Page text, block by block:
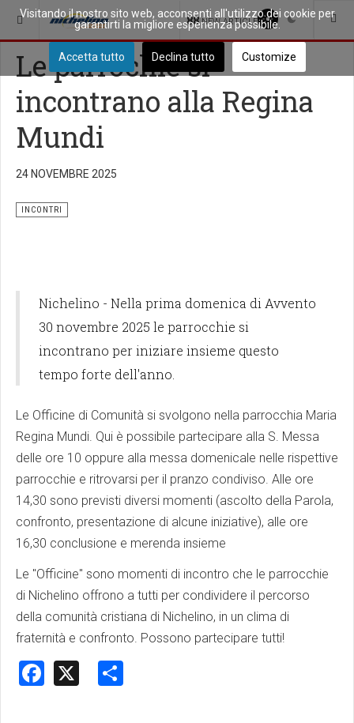
88 NEW ARTICLES
SEI QUI: PICCOLA CITTÀ INCONTRI
Le parrochie si
incontrano alla Regina
Mundi
24 NOVEMBRE 2025
INCONTRI
Nichelino - Nella prima domenica di Avvento
30 novembre 2025 le parrocchie si
incontrano per iniziare insieme questo
tempo forte dell'anno.
Le Officine di Comunità si svolgono nella parrocchia Maria
Regina Mundi. Qui è possibile partecipare alla S. Messa
delle ore 10 oppure alla messa domenicale nelle rispettive
parrocchie e ritrovarsi per il pranzo condiviso. Alle ore
14,30 sono previsti diversi momenti (ascolto della Parola,
confronto, presentazione di alcune iniziative), alle ore
16,30 conclusione e merenda insieme
Le "Officine" sono momenti di incontro che le parrocchie
di Nichelino offrono a tutti per condividere il percorso
della comunità cristiana di Nichelino, in un clima di
fraternità e confronto. Possono partecipare tutti!
Facebook
Visitando il nostro sito web, acconsenti all'utilizzo dei cookie per
garantirti la migliore esperienza possibile.
Accetta tutto Declina tutto Customize